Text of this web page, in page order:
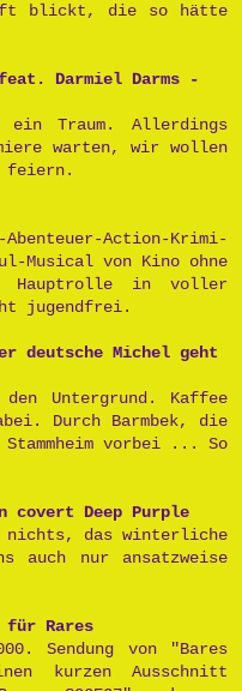
blickt, die so hätte
Darmiel Darms -
Traum. Allerdings
warten, wir wollen
feiern.
Action-Krimi-
Musical von Kino ohne
in voller
jugendfrei.
deutsche Michel geht
Untergrund. Kaffee
Durch Barmbek, die
vorbei ... So
covert Deep Purple
nichts, das winterliche
auch nur ansatzweise
für Rares
Sendung von "Bares
kurzen Ausschnitt